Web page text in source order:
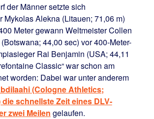
der Männer setzte sich
Mykolas Alekna (Litauen; 71,06 m)
Meter gewann Weltmeister Collen
44,00 sec) vor 400-Meter-
Rai Benjamin (USA; 44,11
Classic“ war schon am
worden: Dabei war unter anderem
(Cologne Athletics;
die schnellste Zeit eines DLV-
zwei Meilen gelaufen.